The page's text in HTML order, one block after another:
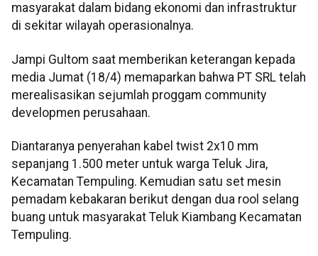
masyarakat dalam bidang ekonomi dan infrastruktur
di sekitar wilayah operasionalnya.
Jampi Gultom saat memberikan keterangan kepada
media Jumat (18/4) memaparkan bahwa PT SRL telah
merealisasikan sejumlah proggam community
developmen perusahaan.
Diantaranya penyerahan kabel twist 2x10 mm
sepanjang 1.500 meter untuk warga Teluk Jira,
Kecamatan Tempuling. Kemudian satu set mesin
pemadam kebakaran berikut dengan dua rool selang
buang untuk masyarakat Teluk Kiambang Kecamatan
Tempuling.